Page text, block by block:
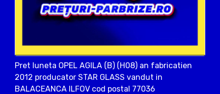
Pret luneta OPEL AGILA (B) (H08) an fabricatien
2012 producator STAR GLASS vandut in
BALACEANCA ILFOV cod postal 77036